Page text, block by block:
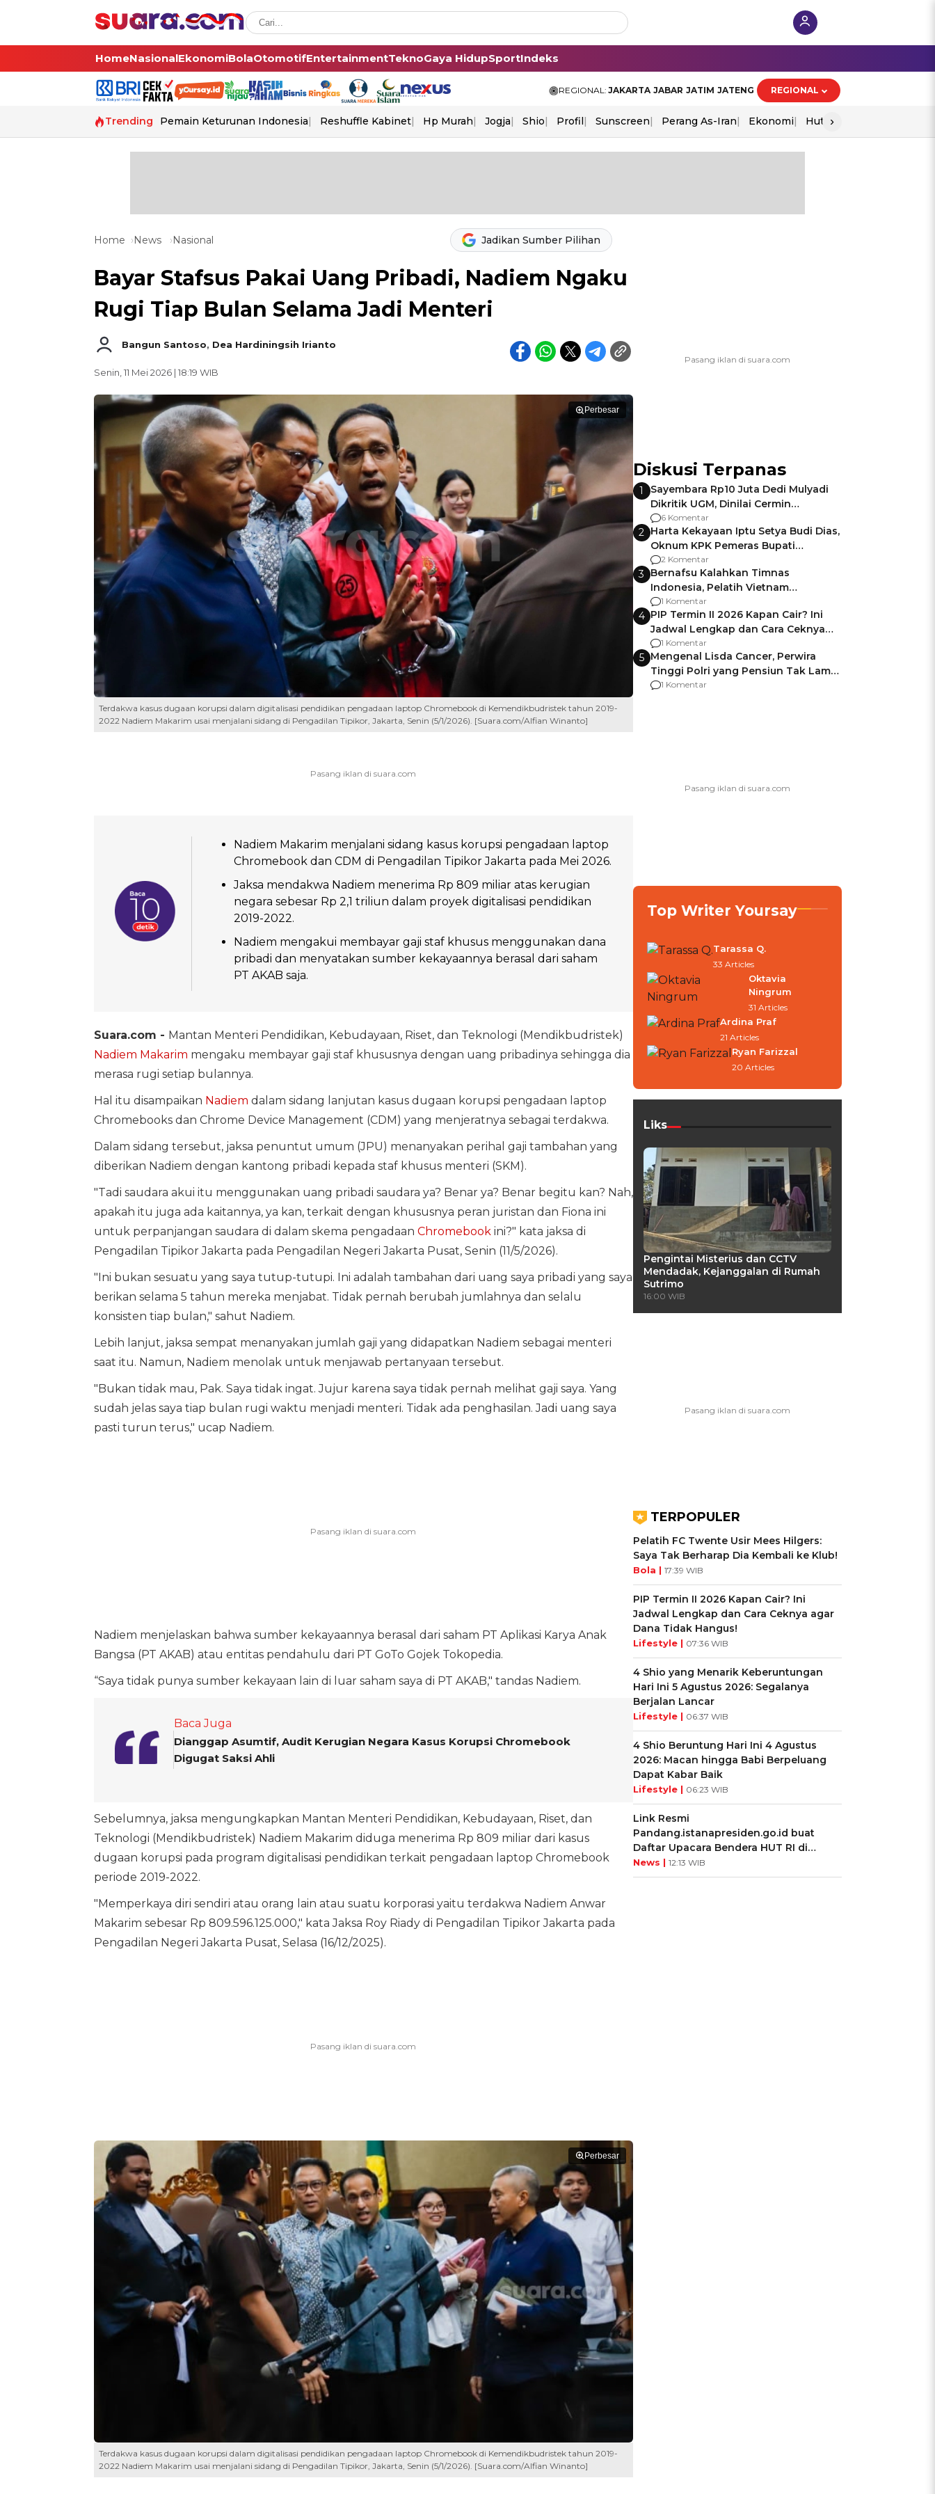
HomeNasionalEkonomiBolaOtomotifEntertainmentTeknoGaya HidupSportIndeks
REGIONAL: JAKARTA JABAR JATIM JATENG REGIONAL
Trending Pemain Keturunan Indonesia Reshuffle Kabinet Hp Murah Jogja Shio Profil Sunscreen Perang As-Iran Ekonomi Hut Ri
›
Home News Nasional Jadikan Sumber Pilihan
Bayar Stafsus Pakai Uang Pribadi, Nadiem Ngaku
Rugi Tiap Bulan Selama Jadi Menteri
Bangun Santoso, Dea Hardiningsih Irianto
Senin, 11 Mei 2026 | 18:19 WIB
Perbesar
Terdakwa kasus dugaan korupsi dalam digitalisasi pendidikan pengadaan laptop Chromebook di Kemendikbudristek tahun 2019-
2022 Nadiem Makarim usai menjalani sidang di Pengadilan Tipikor, Jakarta, Senin (5/1/2026). [Suara.com/Alfian Winanto]
Nadiem Makarim menjalani sidang kasus korupsi pengadaan laptop
Chromebook dan CDM di Pengadilan Tipikor Jakarta pada Mei 2026.
Jaksa mendakwa Nadiem menerima Rp 809 miliar atas kerugian
negara sebesar Rp 2,1 triliun dalam proyek digitalisasi pendidikan
2019-2022.
Nadiem mengakui membayar gaji staf khusus menggunakan dana
pribadi dan menyatakan sumber kekayaannya berasal dari saham
PT AKAB saja.
Suara.com - Mantan Menteri Pendidikan, Kebudayaan, Riset, dan Teknologi (Mendikbudristek)
Nadiem Makarim mengaku membayar gaji staf khususnya dengan uang pribadinya sehingga dia
merasa rugi setiap bulannya.
Hal itu disampaikan Nadiem dalam sidang lanjutan kasus dugaan korupsi pengadaan laptop
Chromebooks dan Chrome Device Management (CDM) yang menjeratnya sebagai terdakwa.
Dalam sidang tersebut, jaksa penuntut umum (JPU) menanyakan perihal gaji tambahan yang
diberikan Nadiem dengan kantong pribadi kepada staf khusus menteri (SKM).
"Tadi saudara akui itu menggunakan uang pribadi saudara ya? Benar ya? Benar begitu kan? Nah,
apakah itu juga ada kaitannya, ya kan, terkait dengan khususnya peran juristan dan Fiona ini
untuk perpanjangan saudara di dalam skema pengadaan Chromebook ini?" kata jaksa di
Pengadilan Tipikor Jakarta pada Pengadilan Negeri Jakarta Pusat, Senin (11/5/2026).
"Ini bukan sesuatu yang saya tutup-tutupi. Ini adalah tambahan dari uang saya pribadi yang saya
berikan selama 5 tahun mereka menjabat. Tidak pernah berubah jumlahnya dan selalu
konsisten tiap bulan," sahut Nadiem.
Lebih lanjut, jaksa sempat menanyakan jumlah gaji yang didapatkan Nadiem sebagai menteri
saat itu. Namun, Nadiem menolak untuk menjawab pertanyaan tersebut.
"Bukan tidak mau, Pak. Saya tidak ingat. Jujur karena saya tidak pernah melihat gaji saya. Yang
sudah jelas saya tiap bulan rugi waktu menjadi menteri. Tidak ada penghasilan. Jadi uang saya
pasti turun terus," ucap Nadiem.
Nadiem menjelaskan bahwa sumber kekayaannya berasal dari saham PT Aplikasi Karya Anak
Bangsa (PT AKAB) atau entitas pendahulu dari PT GoTo Gojek Tokopedia.
“Saya tidak punya sumber kekayaan lain di luar saham saya di PT AKAB," tandas Nadiem.
Baca Juga
Dianggap Asumtif, Audit Kerugian Negara Kasus Korupsi Chromebook
Digugat Saksi Ahli
Sebelumnya, jaksa mengungkapkan Mantan Menteri Pendidikan, Kebudayaan, Riset, dan
Teknologi (Mendikbudristek) Nadiem Makarim diduga menerima Rp 809 miliar dari kasus
dugaan korupsi pada program digitalisasi pendidikan terkait pengadaan laptop Chromebook
periode 2019-2022.
"Memperkaya diri sendiri atau orang lain atau suatu korporasi yaitu terdakwa Nadiem Anwar
Makarim sebesar Rp 809.596.125.000," kata Jaksa Roy Riady di Pengadilan Tipikor Jakarta pada
Pengadilan Negeri Jakarta Pusat, Selasa (16/12/2025).
Perbesar
Terdakwa kasus dugaan korupsi dalam digitalisasi pendidikan pengadaan laptop Chromebook di Kemendikbudristek tahun 2019-
2022 Nadiem Makarim usai menjalani sidang di Pengadilan Tipikor, Jakarta, Senin (5/1/2026). [Suara.com/Alfian Winanto]
Diskusi Terpanas
1
Sayembara Rp10 Juta Dedi Mulyadi
Dikritik UGM, Dinilai Cermin
Gagalnya Negara Jamin Keamanan
6 Komentar
2 Harta Kekayaan Iptu Setya Budi Dias,
Oknum KPK Pemeras Bupati
Pemalang
2 Komentar
3 Bernafsu Kalahkan Timnas
Indonesia, Pelatih Vietnam
Berencana Pakai Jimat di Pakansari
1 Komentar
4 PIP Termin II 2026 Kapan Cair? Ini
Jadwal Lengkap dan Cara Ceknya
agar Dana Tidak Hangus!
1 Komentar
5 Mengenal Lisda Cancer, Perwira
Tinggi Polri yang Pensiun Tak Lama
Usai Jadi Brigjen
1 Komentar
Top Writer Yoursay
Tarassa Q.
33 Articles
Oktavia
Ningrum
31 Articles
Ardina Praf
21 Articles
Ryan Farizzal
20 Articles
Liks
Pengintai Misterius dan CCTV
Mendadak, Kejanggalan di Rumah
Sutrimo
16:00 WIB
TERPOPULER
Pelatih FC Twente Usir Mees Hilgers:
Saya Tak Berharap Dia Kembali ke Klub!
Bola | 17:39 WIB
PIP Termin II 2026 Kapan Cair? Ini
Jadwal Lengkap dan Cara Ceknya agar
Dana Tidak Hangus!
Lifestyle | 07:36 WIB
4 Shio yang Menarik Keberuntungan
Hari Ini 5 Agustus 2026: Segalanya
Berjalan Lancar
Lifestyle | 06:37 WIB
4 Shio Beruntung Hari Ini 4 Agustus
2026: Macan hingga Babi Berpeluang
Dapat Kabar Baik
Lifestyle | 06:23 WIB
Link Resmi
Pandang.istanapresiden.go.id buat
Daftar Upacara Bendera HUT RI di
Istana Negara
News | 12:13 WIB